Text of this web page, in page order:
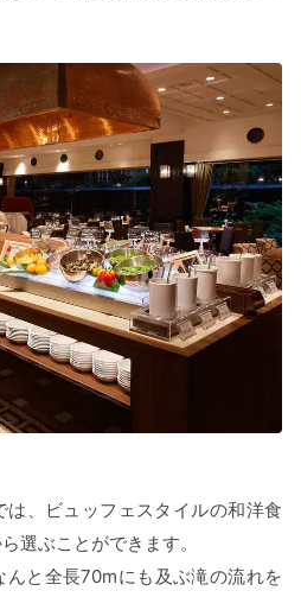
は、ビュッフェスタイルの和洋食
選ぶことができます。
んと全長70mにも及ぶ滝の流れを